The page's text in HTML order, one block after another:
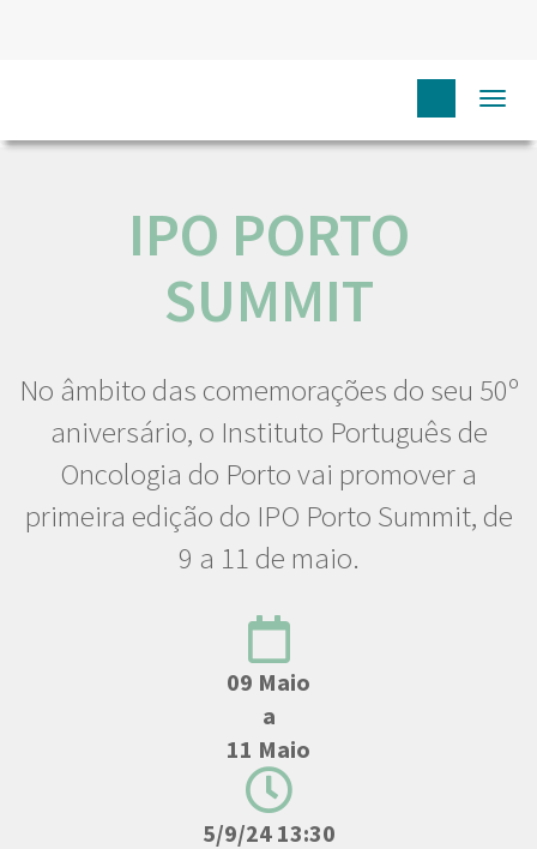
IPO
IPO PORTO
SUMMIT
No âmbito das comemorações do seu 50º
aniversário, o Instituto Português de
Oncologia do Porto vai promover a
primeira edição do IPO Porto Summit, de
9 a 11 de maio.
09 Maio
a
11 Maio
5/9/24 13:30